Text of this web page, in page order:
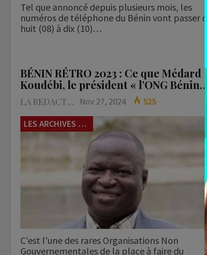
Tel que annoncé depuis plusieurs mois, les
numéros de téléphone du Bénin vont passer de
huit (08) à dix (10)…
BÉNIN RÉTRO 2023 : Ce que Médard
Koudébi, le président « l’ONG Bénin…
LA REDACTION Nov 27, 2024
525
LES ARCHIVES du 229
C'est l'une des rares Organisations Non
Gouvernementales de la place à faire du